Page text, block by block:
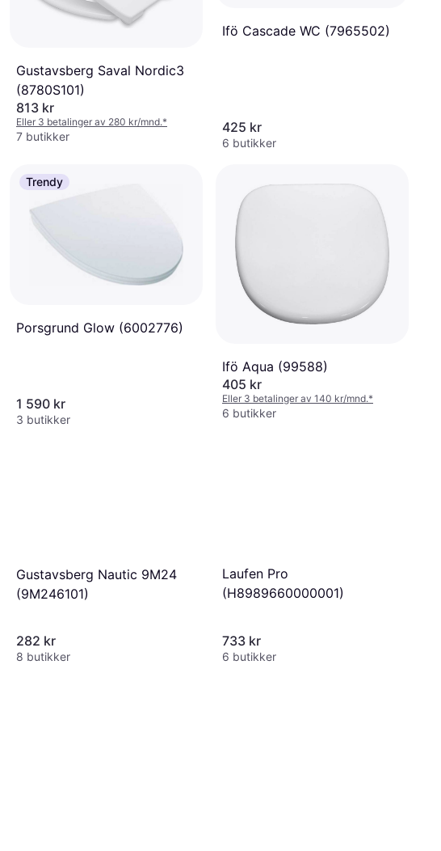
Gustavsberg Saval Nordic3
(8780S101)
813 kr
Eller 3 betalinger av 280 kr/mnd.*
7 butikker
Ifö Cascade WC (7965502)
425 kr
6 butikker
Trendy
Porsgrund Glow (6002776)
1 590 kr
3 butikker
Ifö Aqua (99588)
405 kr
Eller 3 betalinger av 140 kr/mnd.*
6 butikker
Gustavsberg Nautic 9M24
(9M246101)
282 kr
8 butikker
Laufen Pro
(H8989660000001)
733 kr
6 butikker